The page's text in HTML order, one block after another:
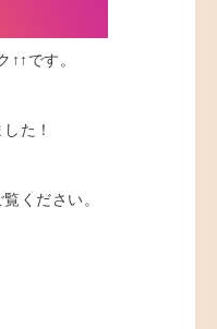
です。
た！
ください。